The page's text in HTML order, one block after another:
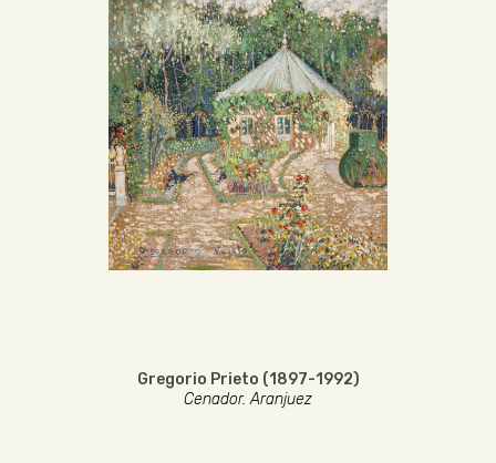
Gregorio Prieto (1897-1992)
Cenador. Aranjuez